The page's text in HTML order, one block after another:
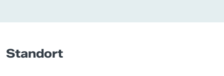
Standort